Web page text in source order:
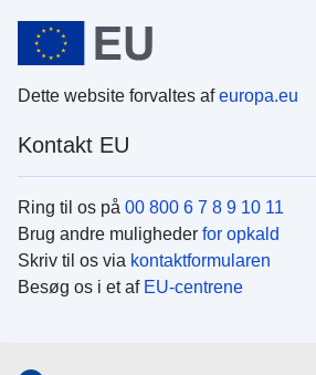
Dette website forvaltes afeuropa.eu
Kontakt EU
Ring til os på 00 800 6 7 8 9 10 11
Brug andre muligheder for opkald
Skriv til os via kontaktformularen
Besøg os i et af EU-centrene